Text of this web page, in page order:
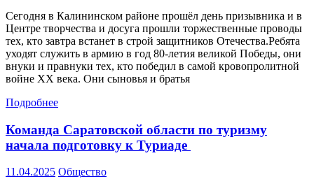
Сегодня в Калининском районе прошёл день призывника и в
Центре творчества и досуга прошли торжественные проводы
тех, кто завтра встанет в строй защитников Отечества.Ребята
уходят служить в армию в год 80-летия великой Победы, они
внуки и правнуки тех, кто победил в самой кровопролитной
войне XX века. Они сыновья и братья
Подробнее
Команда Саратовской области по туризму
начала подготовку к Туриаде
11.04.2025 Общество